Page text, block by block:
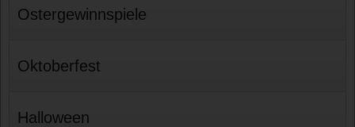
Ostergewinnspiele
Oktoberfest
Halloween